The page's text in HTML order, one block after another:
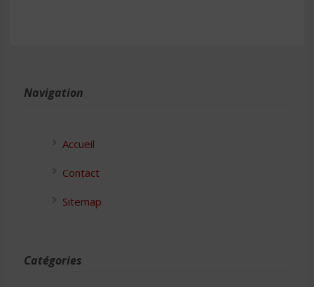
Navigation
Accueil
Contact
Sitemap
Catégories